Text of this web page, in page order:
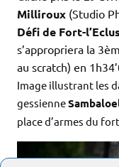
Milliroux (Studio
Défi de Fort-
s’appropriera la
au scratch) en
Image illustrant les
gessienne
place d’armes du